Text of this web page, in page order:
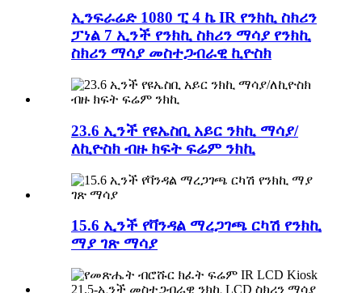
ኢንፍራሬድ 1080 ፒ 4 ኬ IR የንክኪ ስክሪን
ፓነል 7 ኢንች የንክኪ ስክሪን ማሳያ የንክኪ
ስክሪን ማሳያ መስተጋብራዊ ኪዮስክ
23.6 ኢንች የዩኤስቢ አይር ንክኪ ማሳያ/
ለኪዮስክ ብዙ ክፍት ፍሬም ንክኪ
15.6 ኢንች የቫንዳል ማረጋገጫ ርካሽ የንክኪ
ማያ ገጽ ማሳያ